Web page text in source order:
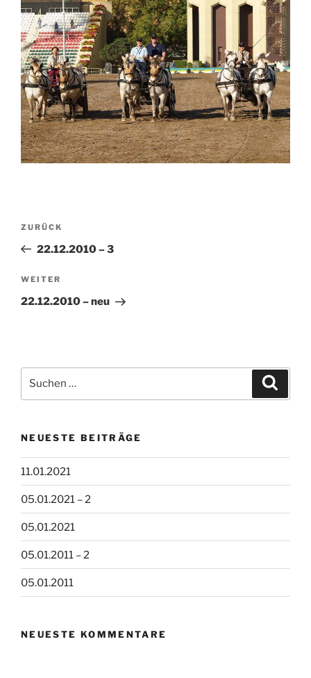
Beitragsnavigation
Vorheriger
Beitrag
ZURÜCK
22.12.2010 – 3
Nächster
Beitrag
WEITER
22.12.2010 – neu
nach:
NEUESTE BEITRÄGE
11.01.2021
05.01.2021 – 2
05.01.2021
05.01.2011 – 2
05.01.2011
NEUESTE KOMMENTARE